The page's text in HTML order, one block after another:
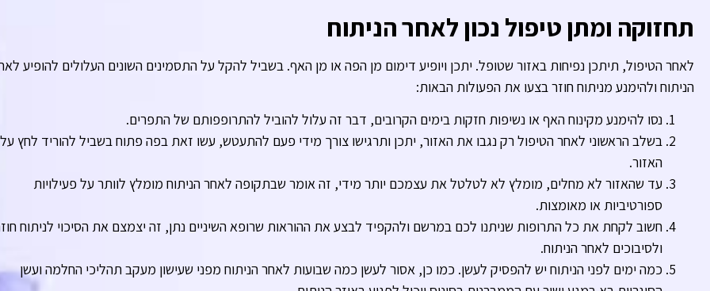
תחזוקה ומתן טיפול נכון לאחר הניתוח
לאחר הטיפול, תיתכן נפיחות באזור שטופל. יתכן ויופיע דימום מן הפה או מן האף. בשביל להקל על התסמינים השונים העלולים להופיע
הניתוח ולהימנע מניתוח חוזר בצעו את הפעולות הבאות:
נסו להימנע מקינוח האף או נשיפות חזקות בימים הקרובים, דבר זה עלול להוביל להתרופפותם של התפרים.
בשלב הראשוני לאחר הטיפול רק נגבו את האזור, יתכן ותרגישו צורך מידי פעם להתעטש, עשו זאת בפה פתוח בשביל להוריד לחץ על
האזור.
עד שהאזור לא מחלים, מומלץ לא לטלטל את עצמכם יותר מידי, זה אומר שבתקופה לאחר הניתוח מומלץ לוותר על פעילויות
ספורטיביות או מאומצות.
חשוב לקחת את כל התרופות שניתנו לכם במרשם ולהקפיד לבצע את ההוראות שרופא השיניים נתן, זה יצמצם את הסיכוי לניתוח
ולסיבוכים לאחר הניתוח.
כמה ימים לפני הניתוח יש להפסיק לעשן. כמו כן, אסור לעשן כמה שבועות לאחר הניתוח מפני שעישון מעקב תהליכי החלמה ועשן